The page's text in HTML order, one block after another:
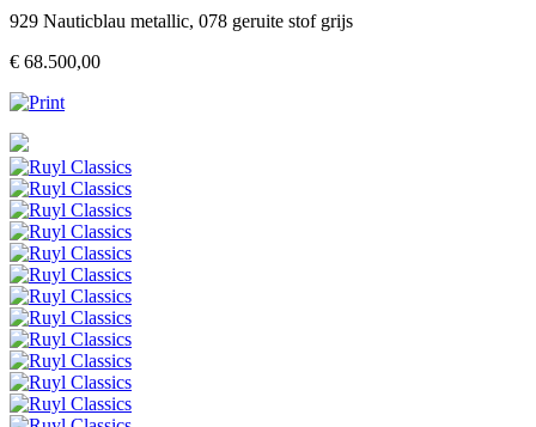
929 Nauticblau metallic, 078 geruite stof grijs
€ 68.500,00